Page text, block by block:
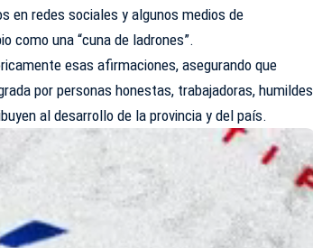
en redes sociales y algunos medios de
como una “cuna de ladrones”.
esas afirmaciones, asegurando que
por personas honestas, trabajadoras, humildes
al desarrollo de la provincia y del país.